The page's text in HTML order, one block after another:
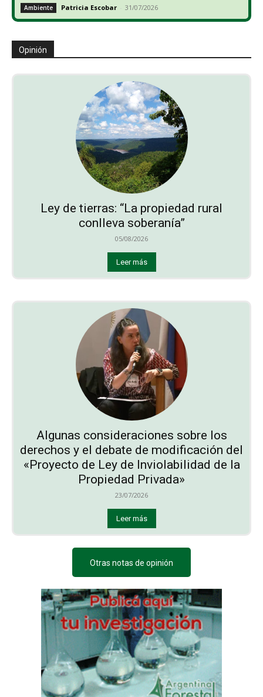
Ambiente Patricia Escobar - 31/07/2026
Opinión
Ley de tierras: “La propiedad rural
conlleva soberanía”
05/08/2026
Leer más
Algunas consideraciones sobre los
derechos y el debate de modificación del
«Proyecto de Ley de Inviolabilidad de la
Propiedad Privada»
23/07/2026
Leer más
Otras notas de opinión